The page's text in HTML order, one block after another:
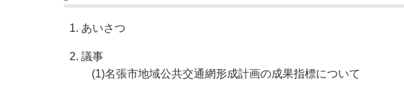
1. あいさつ
2. 議事
(1)名張市地域公共交通網形成計画の成果指標について